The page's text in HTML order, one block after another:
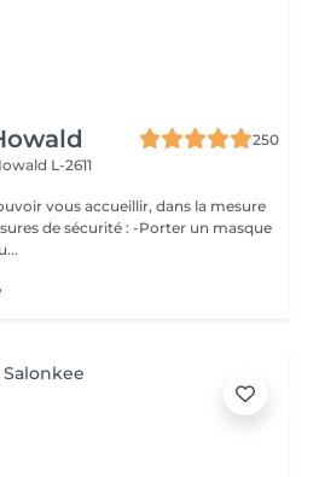
250
L-2611
vous accueillir, dans la mesure
de sécurité : -Porter un masque